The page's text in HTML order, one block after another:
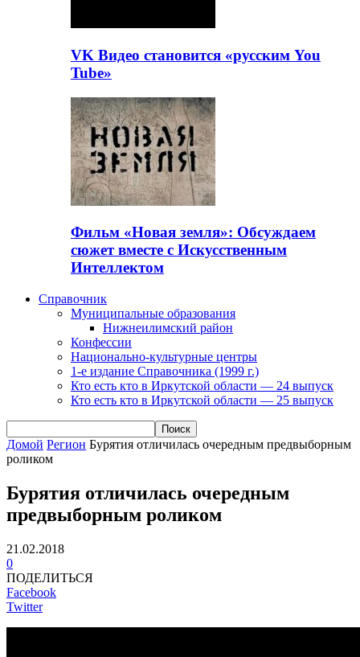
VK Видео становится «русским You
Tube»
Фильм «Новая земля»: Обсуждаем
сюжет вместе с Искусственным
Интеллектом
Справочник
Муниципальные образования
Нижнеилимский район
Конфессии
Национально-культурные центры
1-е издание Справочника (1999 г.)
Кто есть кто в Иркутской области — 24 выпуск
Кто есть кто в Иркутской области — 25 выпуск
Домой Регион Бурятия отличилась очередным предвыборным
роликом
Бурятия отличилась очередным
предвыборным роликом
21.02.2018
0
ПОДЕЛИТЬСЯ
Facebook
Twitter